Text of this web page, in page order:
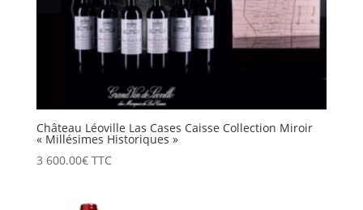
Château Léoville Las Cases Caisse Collection Miroir
« Millésimes Historiques »
3 600.00€ TTC